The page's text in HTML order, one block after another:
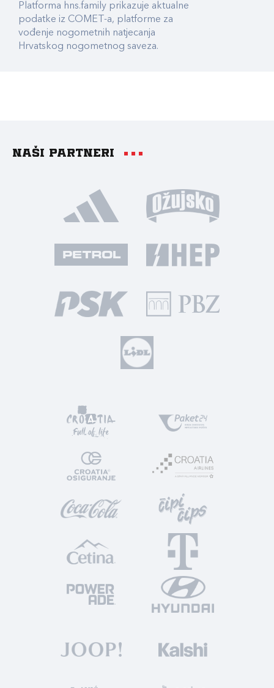
Platforma hns.family prikazuje aktualne
podatke iz COMET-a, platforme za
vođenje nogometnih natjecanja
Hrvatskog nogometnog saveza.
Naši partneri